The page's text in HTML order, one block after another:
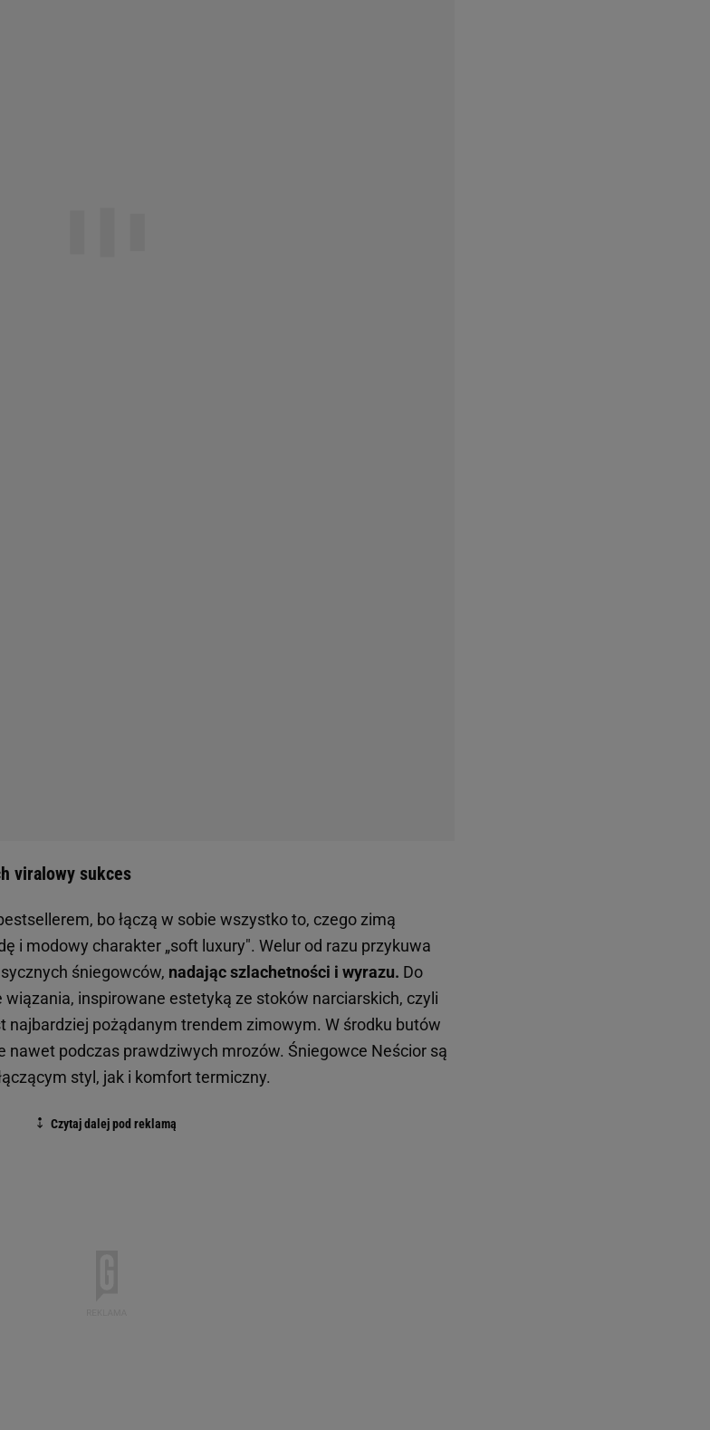
viralowy sukces
bo łączą w sobie wszystko to, czego zimą
i modowy charakter „soft luxury". Welur od razu przykuwa
śniegowców, nadając szlachetności i wyrazu. Do
inspirowane estetyką ze stoków narciarskich, czyli
najbardziej pożądanym trendem zimowym. W środku butów
nawet podczas prawdziwych mrozów. Śniegowce Neścior są
styl, jak i komfort termiczny.